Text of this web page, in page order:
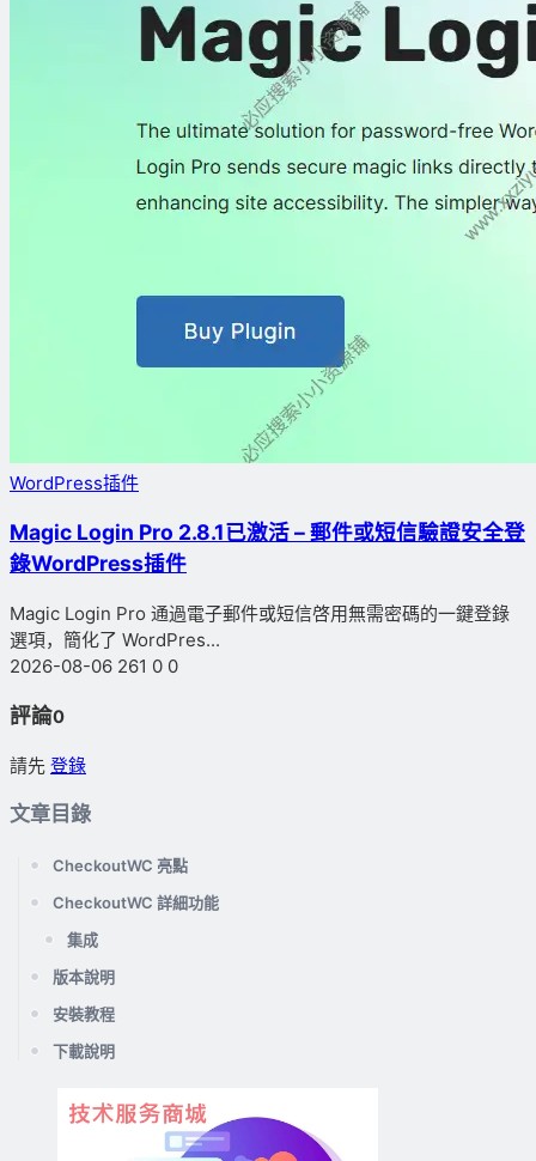
WordPress插件
Magic Login Pro 2.8.1已激活 – 郵件或短信驗證安全登
錄WordPress插件
Magic Login Pro 通過電子郵件或短信啓用無需密碼的一鍵登錄
選項，簡化了 WordPres...
2026-08-06 261 0 0
評論0
請先 登錄
文章目錄
CheckoutWC 亮點
CheckoutWC 詳細功能
集成
版本說明
安裝教程
下載說明